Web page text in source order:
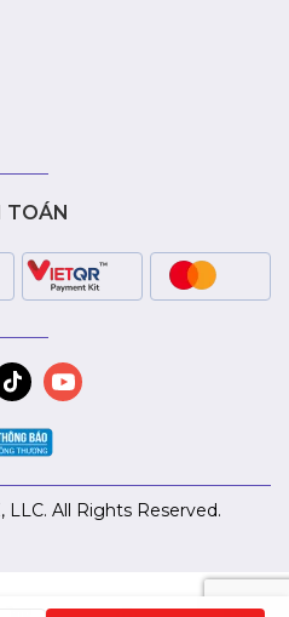
TOÁN
All Rights Reserved.